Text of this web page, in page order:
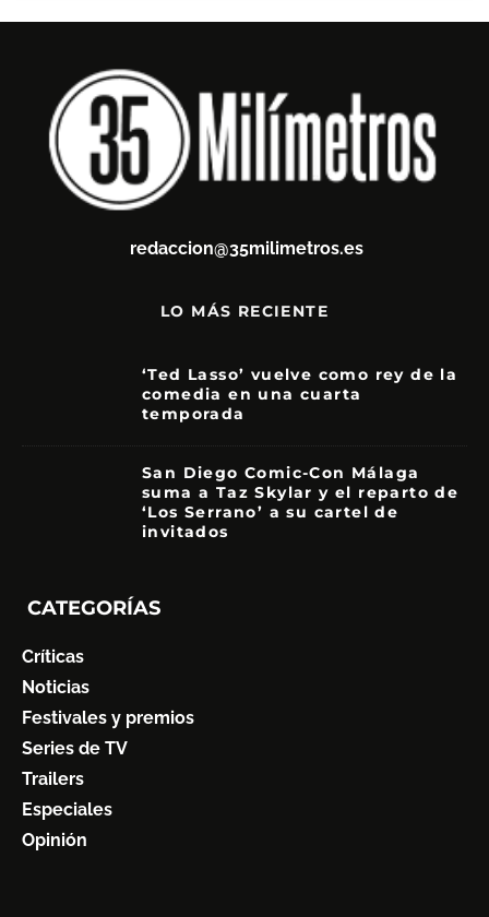
redaccion@35milimetros.es
LO MÁS RECIENTE
‘Ted Lasso’ vuelve como rey de la
comedia en una cuarta
temporada
San Diego Comic-Con Málaga
suma a Taz Skylar y el reparto de
‘Los Serrano’ a su cartel de
invitados
CATEGORÍAS
Críticas
Noticias
Festivales y premios
Series de TV
Trailers
Especiales
Opinión